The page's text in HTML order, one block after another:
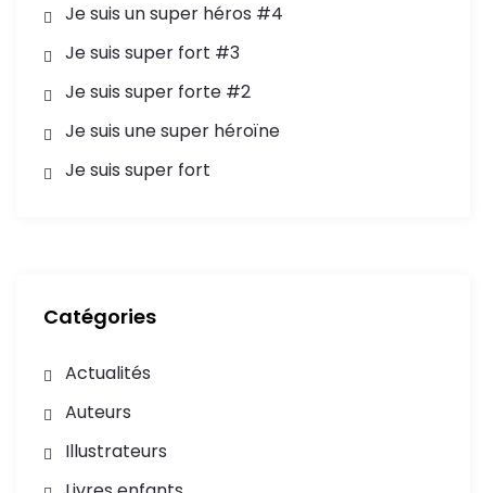
Je suis un super héros #4
Je suis super fort #3
Je suis super forte #2
Je suis une super héroïne
Je suis super fort
Catégories
Actualités
Auteurs
Illustrateurs